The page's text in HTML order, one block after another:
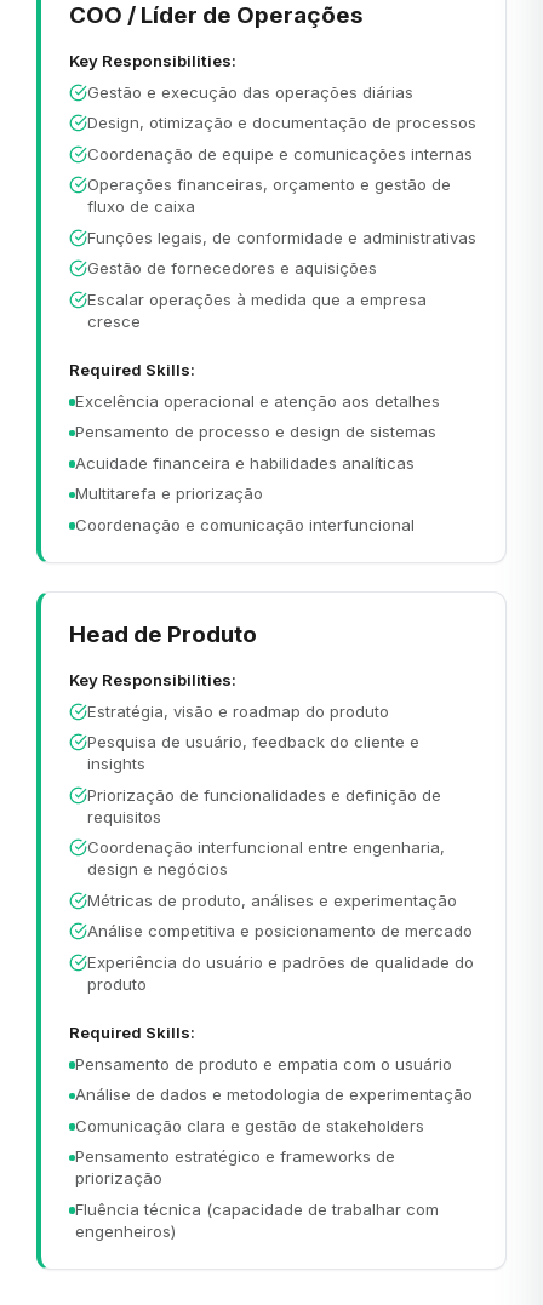
COO / Líder de Operações
Key Responsibilities:
Gestão e execução das operações diárias
Design, otimização e documentação de processos
Coordenação de equipe e comunicações internas
Operações financeiras, orçamento e gestão de
fluxo de caixa
Funções legais, de conformidade e administrativas
Gestão de fornecedores e aquisições
Escalar operações à medida que a empresa
cresce
Required Skills:
Excelência operacional e atenção aos detalhes
Pensamento de processo e design de sistemas
Acuidade financeira e habilidades analíticas
Multitarefa e priorização
Coordenação e comunicação interfuncional
Head de Produto
Key Responsibilities:
Estratégia, visão e roadmap do produto
Pesquisa de usuário, feedback do cliente e
insights
Priorização de funcionalidades e definição de
requisitos
Coordenação interfuncional entre engenharia,
design e negócios
Métricas de produto, análises e experimentação
Análise competitiva e posicionamento de mercado
Experiência do usuário e padrões de qualidade do
produto
Required Skills:
Pensamento de produto e empatia com o usuário
Análise de dados e metodologia de experimentação
Comunicação clara e gestão de stakeholders
Pensamento estratégico e frameworks de
priorização
Fluência técnica (capacidade de trabalhar com
engenheiros)